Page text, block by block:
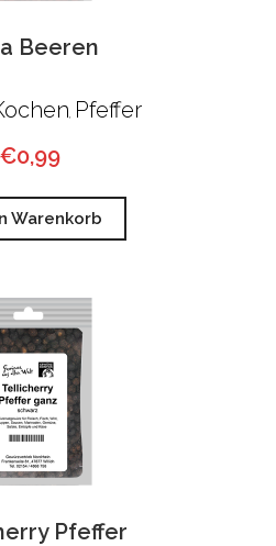
Beeren
, Pfeffer
€0,99
Warenkorb
Pfeffer